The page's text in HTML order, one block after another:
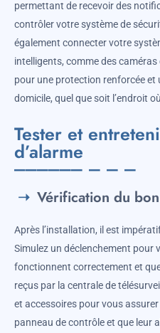
permettant de recevoir des
contrôler votre système de
également connecter votre
intelligents, comme des
pour une protection renforcée et
domicile, quel que soit l’endroit
Tester et
d’alarme
Vérification du
Après l’installation, il est
Simulez un déclenchement pour
fonctionnent correctement et
reçus par la centrale de
et accessoires pour vous
panneau de contrôle et que leur